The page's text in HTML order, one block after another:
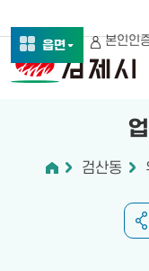
읍면 본인인
검산동